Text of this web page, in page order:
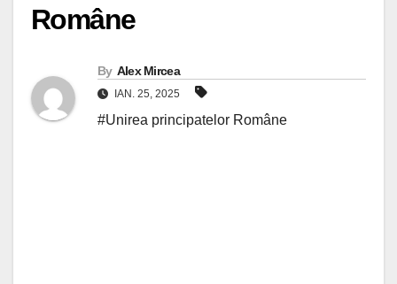
Române
By Alex Mircea
IAN. 25, 2025
#Unirea principatelor Române